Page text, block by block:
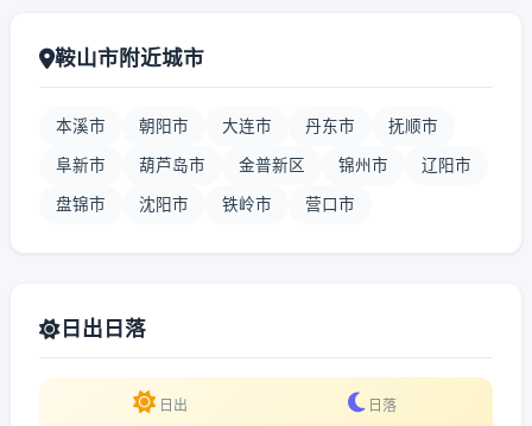
鞍山市附近城市
本溪市 朝阳市 大连市 丹东市 抚顺市
阜新市 葫芦岛市 金普新区 锦州市 辽阳市
盘锦市 沈阳市 铁岭市 营口市
日出日落
日出 日落